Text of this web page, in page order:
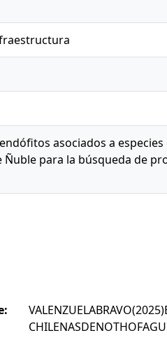
asociados a
Ñuble para la búsqueda de